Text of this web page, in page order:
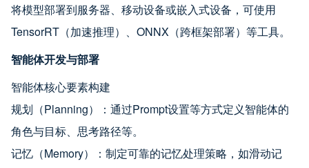
将模型部署到服务器、移动设备或嵌入式设备，可使用
TensorRT（加速推理）、ONNX（跨框架部署）等工具。
智能体开发与部署
智能体核心要素构建
规划（Planning）：通过Prompt设置等方式定义智能体的
角色与目标、思考路径等。
记忆（Memory）：制定可靠的记忆处理策略，如滑动记